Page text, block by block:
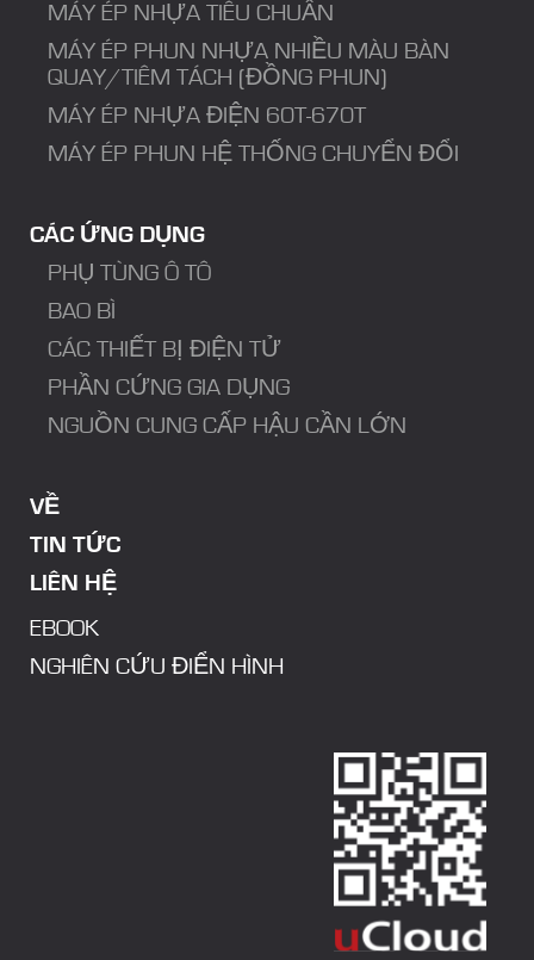
MÁY ÉP NHỰA TIÊU CHUẨN
MÁY ÉP PHUN NHỰA NHIỀU MÀU BÀN
QUAY/TIÊM TÁCH (ĐỒNG PHUN)
MÁY ÉP NHỰA ĐIỆN 60T-670T
MÁY ÉP PHUN HỆ THỐNG CHUYỂN ĐỔI
CÁC ỨNG DỤNG
PHỤ TÙNG Ô TÔ
BAO BÌ
CÁC THIẾT BỊ ĐIỆN TỬ
PHẦN CỨNG GIA DỤNG
NGUỒN CUNG CẤP HẬU CẦN LỚN
VỀ
TIN TỨC
LIÊN HỆ
EBOOK
NGHIÊN CỨU ĐIỂN HÌNH